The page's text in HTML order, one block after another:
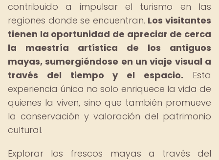
contribuido a impulsar el turismo en las
regiones donde se encuentran. Los visitantes
tienen la oportunidad de apreciar de cerca
la maestría artística de los antiguos
mayas, sumergiéndose en un viaje visual a
través del tiempo y el espacio. Esta
experiencia única no solo enriquece la vida de
quienes la viven, sino que también promueve
la conservación y valoración del patrimonio
cultural.
Explorar los frescos mayas a través del